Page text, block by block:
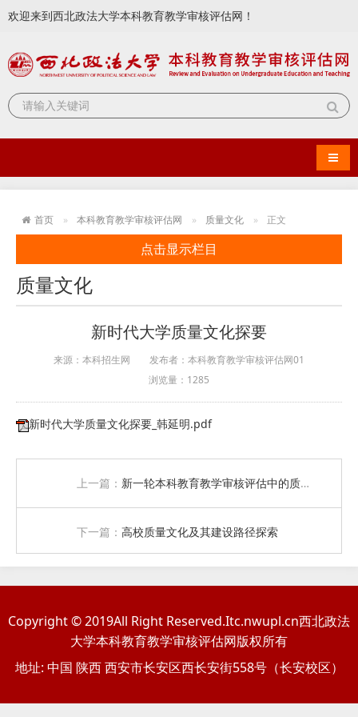
欢迎来到西北政法大学本科教育教学审核评估网！
导航
首页 本科教育教学审核评估网 质量文化 正文
点击显示栏目
质量文化
新时代大学质量文化探要
来源：本科招生网
发布者：本科教育教学审核评估网01
浏览量： 1285
新时代大学质量文化探要_韩延明.pdf
上一篇： 新一轮本科教育教学审核评估中的质量文化
下一篇： 高校质量文化及其建设路径探索
Copyright © 2019All Right Reserved.Itc.nwupl.cn西北政法
大学本科教育教学审核评估网版权所有
地址: 中国 陕西 西安市长安区西长安街558号（长安校区）